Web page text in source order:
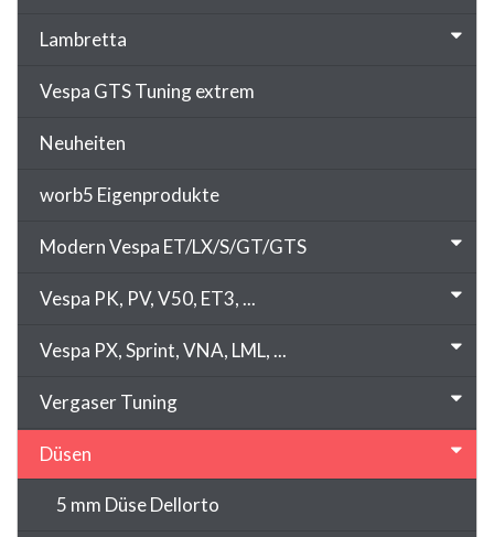
Lambretta
Vespa GTS Tuning extrem
Neuheiten
worb5 Eigenprodukte
Modern Vespa ET/LX/S/GT/GTS
Vespa PK, PV, V50, ET3, ...
Vespa PX, Sprint, VNA, LML, ...
Vergaser Tuning
Düsen
5 mm Düse Dellorto